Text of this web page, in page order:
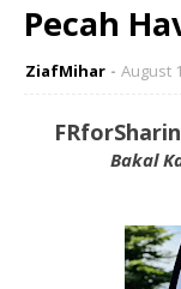
Pecah
ZiafMihar August
Bakal